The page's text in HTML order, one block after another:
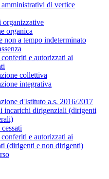
di vertice
organizzative
organica
non a tempo indeterminato
e autorizzati ai
collettiva
integrativa
d'Istituto a.s. 2016/2017
incarichi dirigenziali (dirigenti
e autorizzati ai
(dirigenti e non dirigenti)